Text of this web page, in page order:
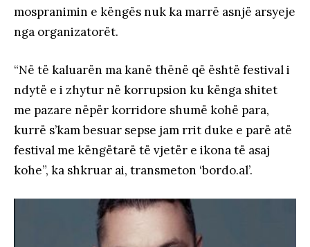
mospranimin e këngës nuk ka marrë asnjë arsyeje
nga organizatorët.
“Në të kaluarën ma kanë thënë që është festival i
ndytë e i zhytur në korrupsion ku kënga shitet
me pazare nëpër korridore shumë kohë para,
kurrë s’kam besuar sepse jam rrit duke e parë atë
festival me këngëtarë të vjetër e ikona të asaj
kohe”, ka shkruar ai, transmeton ‘bordo.al’.